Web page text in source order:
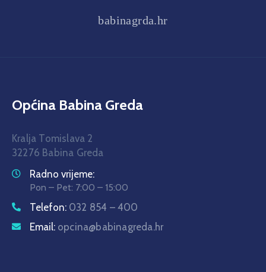
babinagrda.hr
Općina Babina Greda
Kralja Tomislava 2
32276 Babina Greda
Radno vrijeme:
Pon – Pet: 7:00 – 15:00
Telefon: 032 854 – 400
Email: opcina@babinagreda.hr